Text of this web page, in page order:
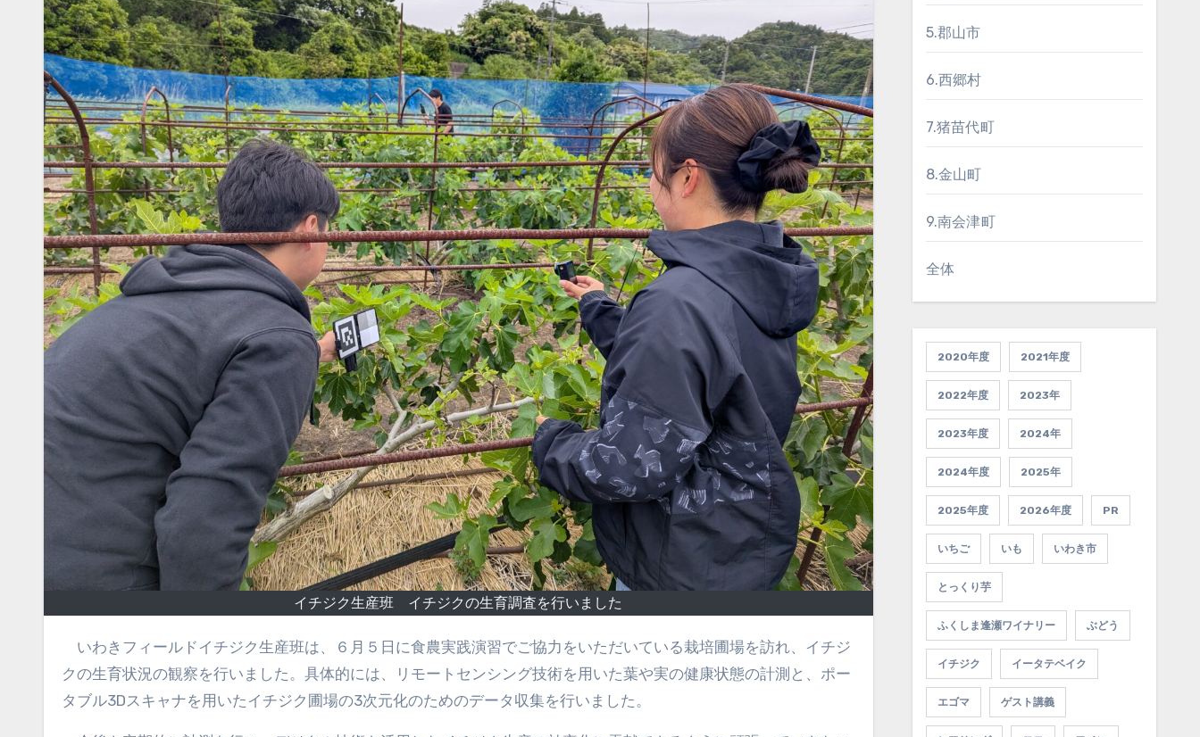
イチジク生産班 イチジクの生育調査を行いました
いわきフィールドイチジク生産班は、６月５日に食農実践演習でご協力をいただいている栽培圃場を訪れ、イチジ
クの生育状況の観察を行いました。具体的には、リモートセンシング技術を用いた葉や実の健康状態の計測と、ポー
タブル3Dスキャナを用いたイチジク圃場の3次元化のためのデータ収集を行いました。
5.郡山市
6.西郷村
7.猪苗代町
8.金山町
9.南会津町
全体
2020年度 2021年度
2022年度 2023年
2023年度 2024年
2024年度 2025年
2025年度 2026年度 PR
いちご いも いわき市
とっくり芋
ふくしま逢瀬ワイナリー ぶどう
イチジク イータテベイク
エゴマ ゲスト講義